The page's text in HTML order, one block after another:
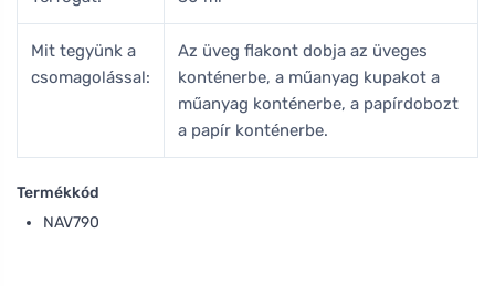
Mit tegyünk a
csomagolással:
Az üveg flakont dobja az üveges
konténerbe, a műanyag kupakot a
műanyag konténerbe, a papírdobozt
a papír konténerbe.
Termékkód
NAV790